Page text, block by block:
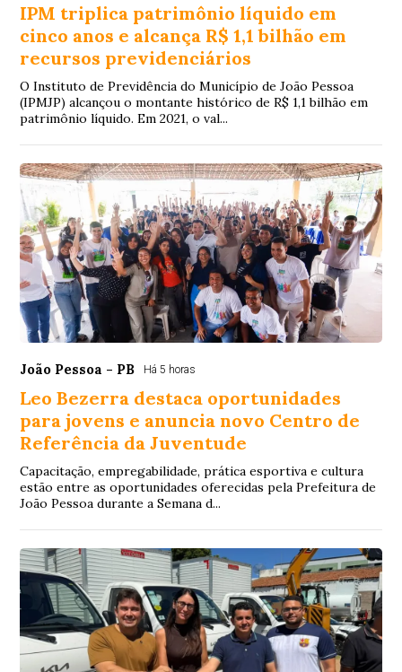
IPM triplica patrimônio líquido em
cinco anos e alcança R$ 1,1 bilhão em
recursos previdenciários
O Instituto de Previdência do Município de João Pessoa
(IPMJP) alcançou o montante histórico de R$ 1,1 bilhão em
patrimônio líquido. Em 2021, o val...
João Pessoa - PB Há 5 horas
Leo Bezerra destaca oportunidades
para jovens e anuncia novo Centro de
Referência da Juventude
Capacitação, empregabilidade, prática esportiva e cultura
estão entre as oportunidades oferecidas pela Prefeitura de
João Pessoa durante a Semana d...